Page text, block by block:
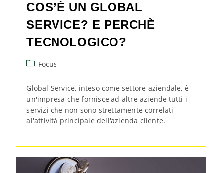
COS’È UN GLOBAL
SERVICE? E PERCHÈ
TECNOLOGICO?
Focus
Global Service, inteso come settore aziendale, è
un'impresa che fornisce ad altre aziende tutti i
servizi che non sono strettamente correlati
al'attività principale dell'azienda cliente.